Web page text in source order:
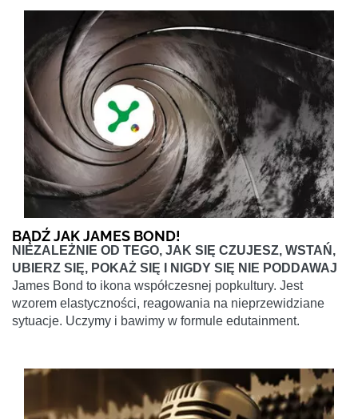
BĄDŹ JAK JAMES BOND!
NIEZALEŻNIE OD TEGO, JAK SIĘ CZUJESZ, WSTAŃ,
UBIERZ SIĘ, POKAŻ SIĘ I NIGDY SIĘ NIE PODDAWAJ
James Bond to ikona współczesnej popkultury. Jest
wzorem elastyczności, reagowania na nieprzewidziane
sytuacje. Uczymy i bawimy w formule edutainment.